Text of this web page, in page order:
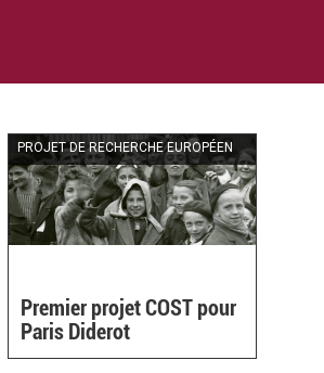
PROJET DE RECHERCHE EUROPÉEN
Premier projet COST pour
Paris Diderot